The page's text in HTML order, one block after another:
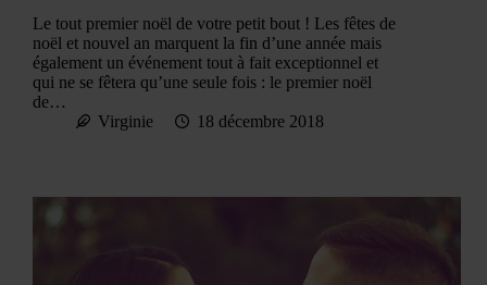
Le tout premier noël de votre petit bout ! Les fêtes de
noël et nouvel an marquent la fin d’une année mais
également un événement tout à fait exceptionnel et
qui ne se fêtera qu’une seule fois : le premier noël
de…
Virginie
18 décembre 2018